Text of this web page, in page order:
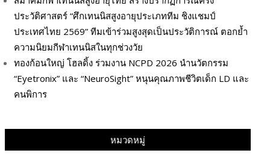
ประวัติศาสตร์ “ศึกเทนนิสสูงอายุประเภททีม ชิงแชมป์
ประเทศไทย 2569” ทีมเข้าร่วมสูงสุดเป็นประวัติการณ์ ตอกย้ำ
ความนิยมกีฬาเทนนิสในทุกช่วงวัย
ทองก้อนใหญ่ โฮลดิ้ง ร่วมงาน NCPD 2026 นำนวัตกรรม
“Eyetronix” และ “NeuroSight” หนุนคุณภาพชีวิตเด็ก LD และ
คนพิการ
หมวดหมู่